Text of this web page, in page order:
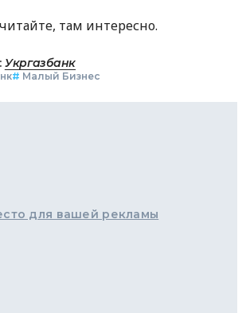
там интересно.
Укргазбанк
# Малый Бизнес
для вашей рекламы